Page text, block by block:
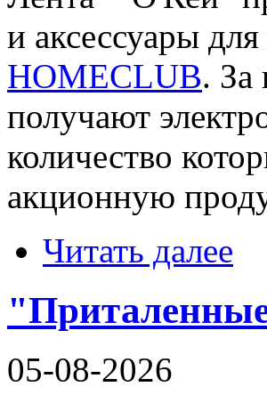
и аксессуары
HOMECLUB. За
получают
количество
акционную
Читать далее
05-08-2026